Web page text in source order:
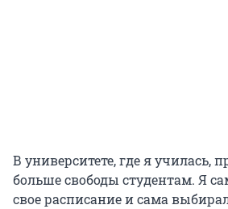
В университете, где я училась,
больше свободы студентам. Я
свое расписание и сама